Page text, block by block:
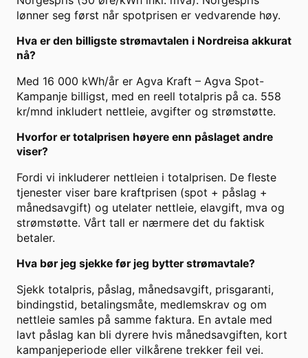
lønner seg først når spotprisen er vedvarende høy.
Hva er den billigste strømavtalen i Nordreisa akkurat
nå?
Med 16 000 kWh/år er Agva Kraft – Agva Spot-
Kampanje billigst, med en reell totalpris på ca. 558
kr/mnd inkludert nettleie, avgifter og strømstøtte.
Hvorfor er totalprisen høyere enn påslaget andre
viser?
Fordi vi inkluderer nettleien i totalprisen. De fleste
tjenester viser bare kraftprisen (spot + påslag +
månedsavgift) og utelater nettleie, elavgift, mva og
strømstøtte. Vårt tall er nærmere det du faktisk
betaler.
Hva bør jeg sjekke før jeg bytter strømavtale?
Sjekk totalpris, påslag, månedsavgift, prisgaranti,
bindingstid, betalingsmåte, medlemskrav og om
nettleie samles på samme faktura. En avtale med
lavt påslag kan bli dyrere hvis månedsavgiften, kort
kampanjeperiode eller vilkårene trekker feil vei.